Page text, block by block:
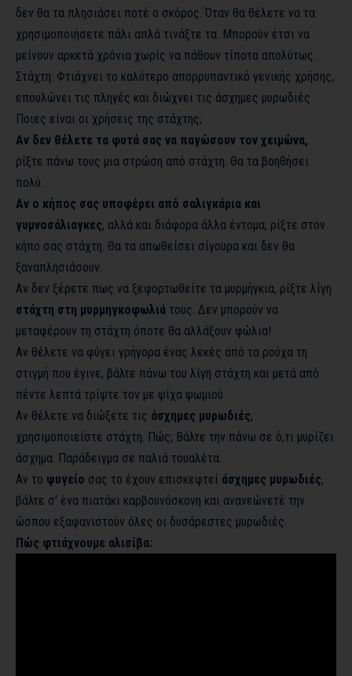
δεν θα τα πλησιάσει ποτέ ο σκόρος. Όταν θα θέλετε να τα
χρησιμοποιήσετε πάλι απλά τινάξτε τα. Μπορούν έτσι να
μείνουν αρκετά χρόνια χωρίς να πάθουν τίποτα απολύτως.
Στάχτη: Φτιάχνει το καλύτερο απορρυπαντικό γενικής χρήσης,
επουλώνει τις πληγές και διώχνει τις άσχημες μυρωδιές
Ποιες είναι οι χρήσεις της στάχτης;
Αν δεν θέλετε τα φυτά σας να παγώσουν τον χειμώνα,
ρίξτε πάνω τους μια στρώση από στάχτη. Θα τα βοηθήσει
πολύ.
Αν ο κήπος σας υποφέρει από σαλιγκάρια και
γυμνοσάλιαγκες, αλλά και διάφορα άλλα έντομα, ρίξτε στον
κήπο σας στάχτη. Θα τα απωθείσει σίγουρα και δεν θα
ξαναπλησιάσουν.
Αν δεν ξέρετε πως να ξεφορτωθείτε τα μυρμήγκια, ρίξτε λίγη
στάχτη στη μυρμηγκοφωλιά τους. Δεν μπορούν να
μεταφέρουν τη στάχτη όποτε θα αλλάξουν φώλια!
Αν θέλετε να φύγει γρήγορα ένας λεκές από τα ρούχα τη
στιγμή που έγινε, βάλτε πάνω του λίγη στάχτη και μετά από
πέντε λεπτά τρίψτε τον με ψίχα ψωμιού.
Αν θέλετε να διώξετε τις άσχημες μυρωδιές,
χρησιμοποιείστε στάχτη. Πώς; Βάλτε την πάνω σε ό,τι μυρίζει
άσχημα. Παράδειγμα σε παλιά τουαλέτα.
Αν το ψυγείο σας το έχουν επισκεφτεί άσχημες μυρωδιές,
βάλτε σ’ ένα πιατάκι καρβουνόσκονη και ανανεώνετέ την
ώσπου εξαφανιστούν όλες οι δυσάρεστες μυρωδιές.
Πώς φτιάχνουμε αλισίβα: